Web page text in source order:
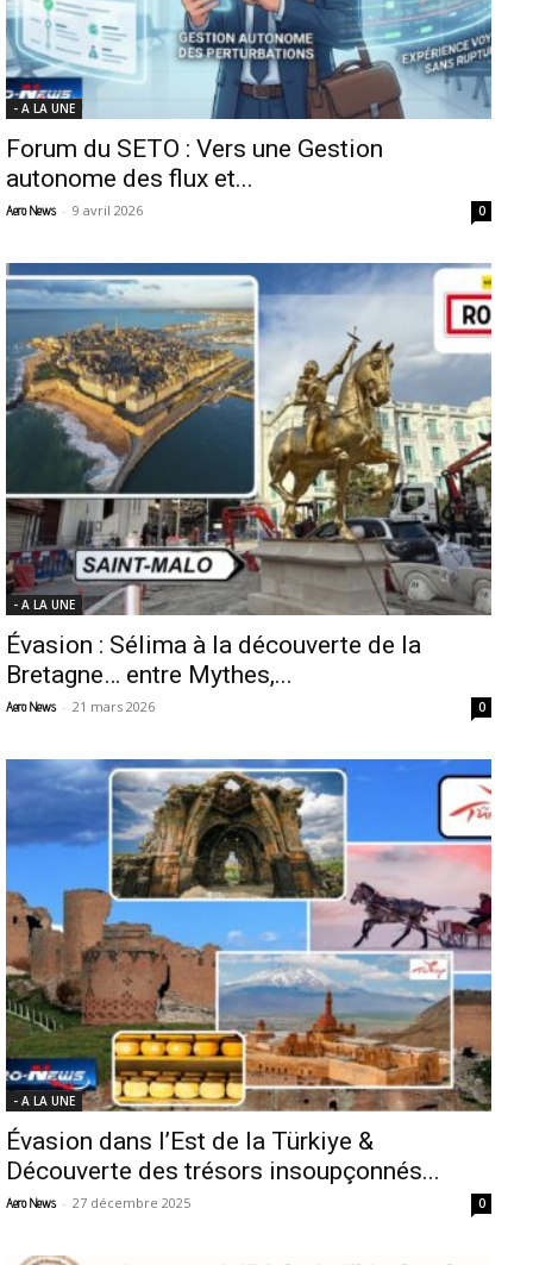
- A LA UNE
Forum du SETO : Vers une Gestion
autonome des flux et...
Aero News - 9 avril 2026 0
- A LA UNE
Évasion : Sélima à la découverte de la
Bretagne… entre Mythes,...
Aero News - 21 mars 2026 0
- A LA UNE
Évasion dans l’Est de la Türkiye &
Découverte des trésors insoupçonnés...
Aero News - 27 décembre 2025 0